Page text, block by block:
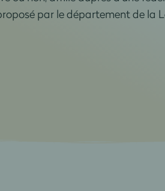
par le département de la